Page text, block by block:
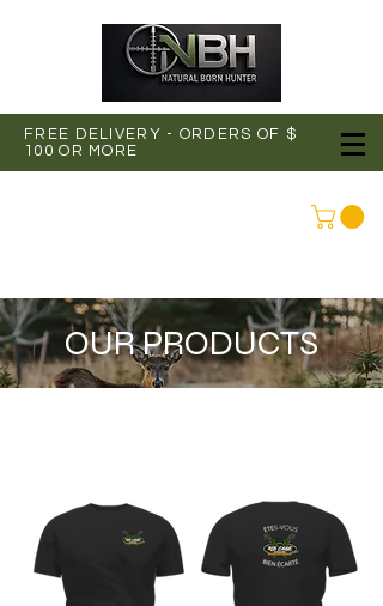
FREE DELIVERY - ORDERS OF $
100 OR MORE
OUR PRODUCTS